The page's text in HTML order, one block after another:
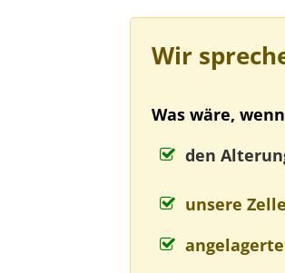
Wir
Was wäre,
den
unsere